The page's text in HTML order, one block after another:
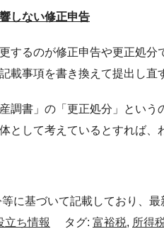
しない修正申告
するのが修正申告や更正処分
載事項を書き換えて提出し直
調書」の「更正処分」という
として考えているとすれば、
に基づいて記載しており、最
立ち情報 タグ: 富裕税, 所得